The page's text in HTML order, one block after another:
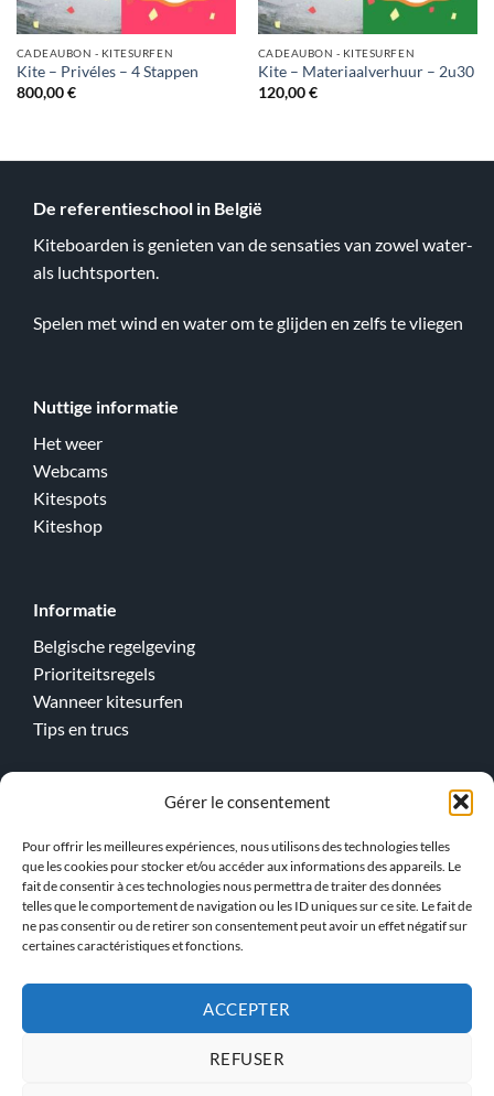
Gérer le consentement
Pour offrir les meilleures expériences, nous utilisons des technologies telles
que les cookies pour stocker et/ou accéder aux informations des appareils. Le
fait de consentir à ces technologies nous permettra de traiter des données
telles que le comportement de navigation ou les ID uniques sur ce site. Le fait de
ne pas consentir ou de retirer son consentement peut avoir un effet négatif sur
certaines caractéristiques et fonctions.
ACCEPTER
REFUSER
CADEAUBON - KITESURFEN
Kite – Privéles – 4 Stappen
800,00€
CADEAUBON - KITESURFEN
Kite – Materiaalverhuur – 2u30
120,00€
De referentieschool in België
Kiteboarden is genieten van de sensaties van zowel water-
als luchtsporten.
Spelen met wind en water om te glijden en zelfs te vliegen
Nuttige informatie
Het weer
Webcams
Kitespots
Kiteshop
Informatie
Belgische regelgeving
Prioriteitsregels
Wanneer kitesurfen
Tips en trucs
Kitesurfen
Wingfoilen
> Ons team !